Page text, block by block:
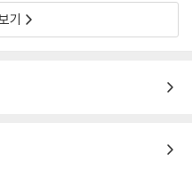
빙산의 일각에 불과할 정도로 엄
밀하게 이러한 비살상 무기 개발
체주의 국가를 항구적으로 유지
게 통제하고 감시하려 했던 조지
기